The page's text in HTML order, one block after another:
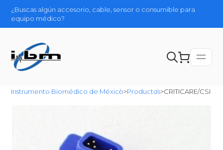
¿Buscas algún accesorio, cable, sensor o consumible para
equipo médico?
Instrumento Biomédico de México>Productos>CRITICARE/CSI